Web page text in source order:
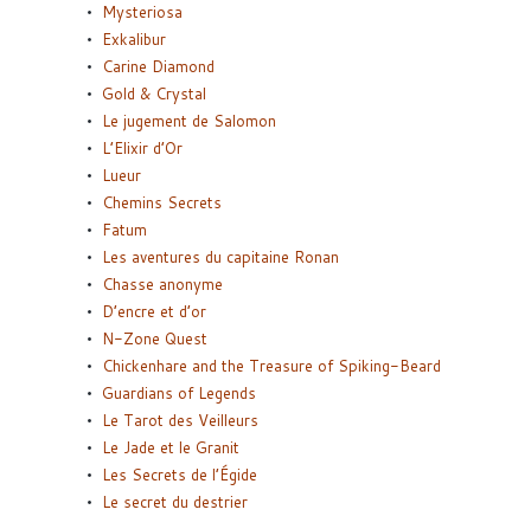
Mysteriosa
Exkalibur
Carine Diamond
Gold & Crystal
Le jugement de Salomon
L’Elixir d’Or
Lueur
Chemins Secrets
Fatum
Les aventures du capitaine Ronan
Chasse anonyme
D’encre et d’or
N-Zone Quest
Chickenhare and the Treasure of Spiking-Beard
Guardians of Legends
Le Tarot des Veilleurs
Le Jade et le Granit
Les Secrets de l’Égide
Le secret du destrier